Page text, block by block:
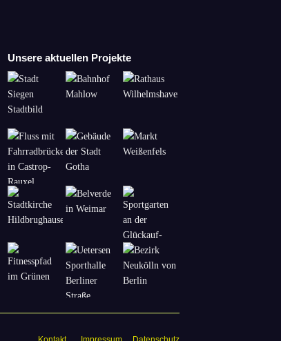
Unsere aktuellen Projekte